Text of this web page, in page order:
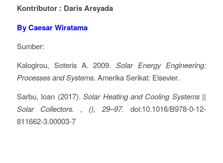
Kontributor : Daris Arsyada
By Caesar Wiratama
Sumber:
Kalogirou, Soteris A. 2009.Solar Energy Engineering:
Processes and Systems. Amerika Serikat: Elsevier.
Sarbu, Ioan (2017).Solar Heating and Cooling Systems ||
Solar Collectors. , (), 29–97.doi:10.1016/B978-0-12-
811662-3.00003-7